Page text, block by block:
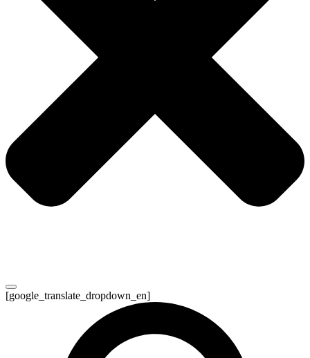
[google_translate_dropdown_en]